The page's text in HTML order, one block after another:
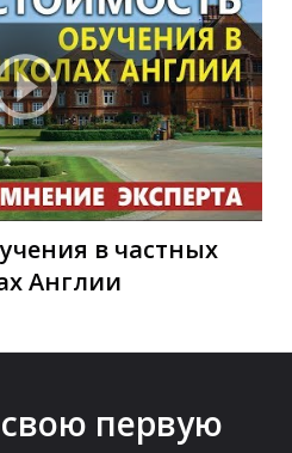
в частных
Англии
первую